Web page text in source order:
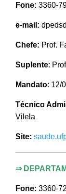
Fone: 3360-
e-mail:
Chefe: Prof.
Suplente:
Mandato: 12/
Técnico
Vilela
Site:
⇒
Fone: 3360-